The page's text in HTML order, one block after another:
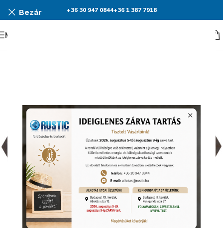
Bezár +36 30 947 0844+36 1 387 7918
Menü